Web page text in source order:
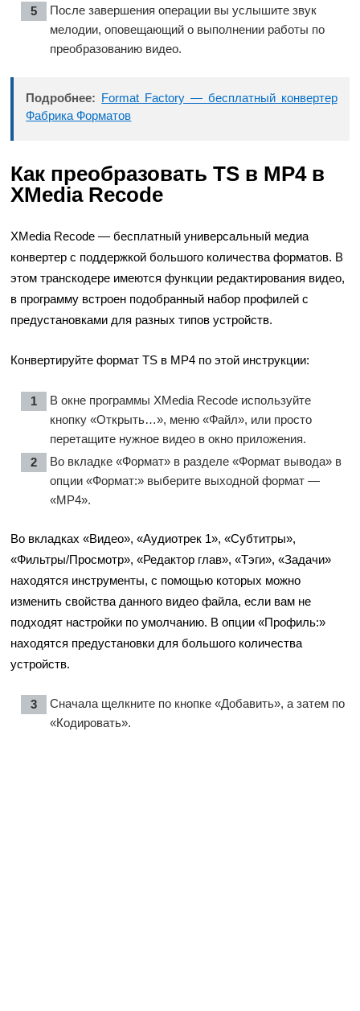
После завершения операции вы услышите звук
мелодии, оповещающий о выполнении работы по
преобразованию видео.
Подробнее: Format Factory — бесплатный конвертер
Фабрика Форматов
Как преобразовать TS в MP4 в
XMedia Recode
XMedia Recode — бесплатный универсальный медиа
конвертер с поддержкой большого количества форматов. В
этом транскодере имеются функции редактирования видео,
в программу встроен подобранный набор профилей с
предустановками для разных типов устройств.
Конвертируйте формат TS в MP4 по этой инструкции:
В окне программы XMedia Recode используйте
кнопку «Открыть…», меню «Файл», или просто
перетащите нужное видео в окно приложения.
Во вкладке «Формат» в разделе «Формат вывода» в
опции «Формат:» выберите выходной формат —
«MP4».
Во вкладках «Видео», «Аудиотрек 1», «Субтитры»,
«Фильтры/Просмотр», «Редактор глав», «Тэги», «Задачи»
находятся инструменты, с помощью которых можно
изменить свойства данного видео файла, если вам не
подходят настройки по умолчанию. В опции «Профиль:»
находятся предустановки для большого количества
устройств.
Сначала щелкните по кнопке «Добавить», а затем по
«Кодировать».